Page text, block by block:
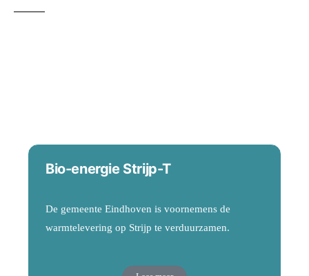
Bio-energie Strijp-T
De gemeente Eindhoven is voornemens de
warmtelevering op Strijp te verduurzamen.